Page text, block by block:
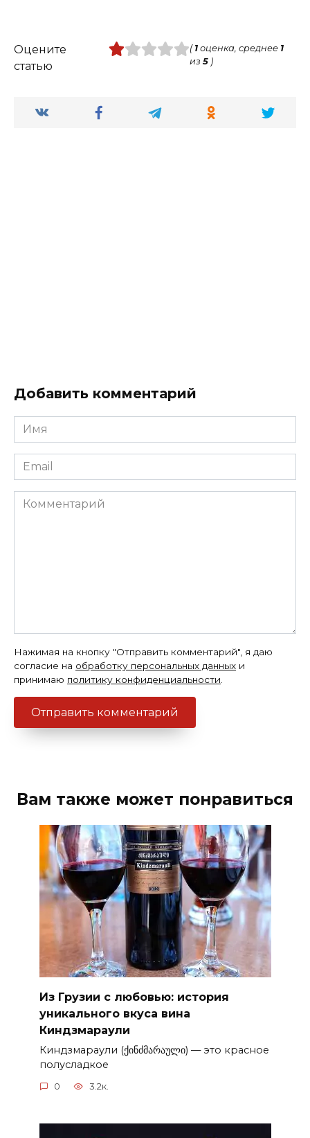
Оцените
статью
( 1 оценка, среднее 1
из5 )
Добавить комментарий
Имя
*
Email
*
Комментарий
Нажимая на кнопку "Отправить комментарий", я даю
согласие на обработку персональных данных и
принимаю политику конфиденциальности
Вам также может понравиться
Из Грузии с любовью: история
уникального вкуса вина
Киндзмараули
Киндзмараули (ქინძმარაული) — это красное
полусладкое
0 3.2к.